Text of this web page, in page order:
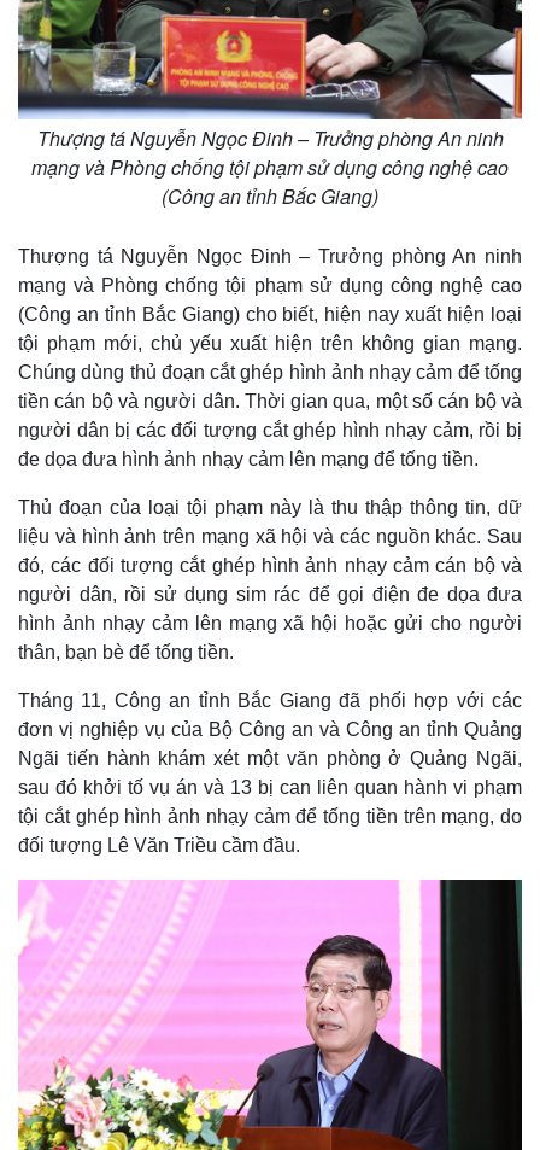
Infographic
Thượng tá Nguyễn Ngọc Đinh – Trưởng phòng An ninh
mạng và Phòng chống tội phạm sử dụng công nghệ cao
(Công an tỉnh Bắc Giang)
Thượng tá Nguyễn Ngọc Đinh – Trưởng phòng An ninh
mạng và Phòng chống tội phạm sử dụng công nghệ cao
(Công an tỉnh Bắc Giang) cho biết, hiện nay xuất hiện loại
tội phạm mới, chủ yếu xuất hiện trên không gian mạng.
Chúng dùng thủ đoạn cắt ghép hình ảnh nhạy cảm để tống
tiền cán bộ và người dân. Thời gian qua, một số cán bộ và
người dân bị các đối tượng cắt ghép hình nhạy cảm, rồi bị
đe dọa đưa hình ảnh nhạy cảm lên mạng để tống tiền.
Thủ đoạn của loại tội phạm này là thu thập thông tin, dữ
liệu và hình ảnh trên mạng xã hội và các nguồn khác. Sau
đó, các đối tượng cắt ghép hình ảnh nhạy cảm cán bộ và
người dân, rồi sử dụng sim rác để gọi điện đe dọa đưa
hình ảnh nhạy cảm lên mạng xã hội hoặc gửi cho người
thân, bạn bè để tống tiền.
Tháng 11, Công an tỉnh Bắc Giang đã phối hợp với các
đơn vị nghiệp vụ của Bộ Công an và Công an tỉnh Quảng
Ngãi tiến hành khám xét một văn phòng ở Quảng Ngãi,
sau đó khởi tố vụ án và 13 bị can liên quan hành vi phạm
tội cắt ghép hình ảnh nhạy cảm để tống tiền trên mạng, do
đối tượng Lê Văn Triều cầm đầu.